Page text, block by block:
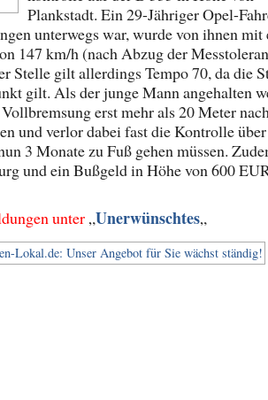
Plankstadt. Ein 29-Jähriger Opel-
unterwegs war, wurde von ihnen mit
147 km/h (nach Abzug der
Stelle gilt allerdings Tempo 70, da die
gilt. Als der junge Mann angehalten
erst mehr als 20 Meter
und verlor dabei fast die Kontrolle
3 Monate zu Fuß gehen müssen.
und ein Bußgeld in Höhe von 600
unter „Unerwünschtes„